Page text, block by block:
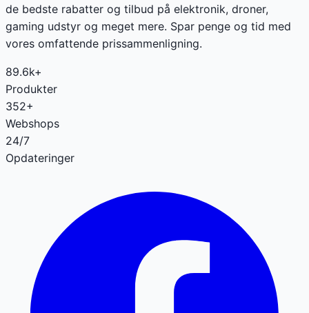
de bedste rabatter og tilbud på elektronik, droner,
gaming udstyr og meget mere. Spar penge og tid med
vores omfattende prissammenligning.
89.6k+
Produkter
352+
Webshops
24/7
Opdateringer